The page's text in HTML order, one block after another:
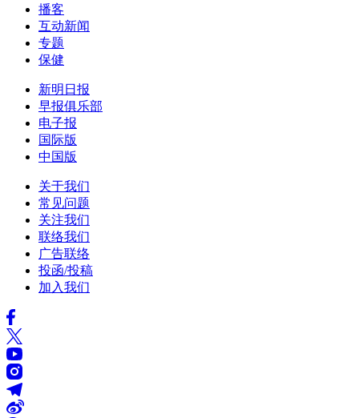
播客
互动新闻
专题
保健
新明日报
早报俱乐部
电子报
国际版
中国版
关于我们
常见问题
关注我们
联络我们
广告联络
投函/投稿
加入我们